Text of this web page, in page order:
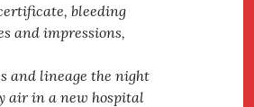
bleeding
and impressions,
and lineage the night
air in a new hospital